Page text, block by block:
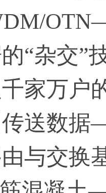
“杂交”
家万户
送数
与交换